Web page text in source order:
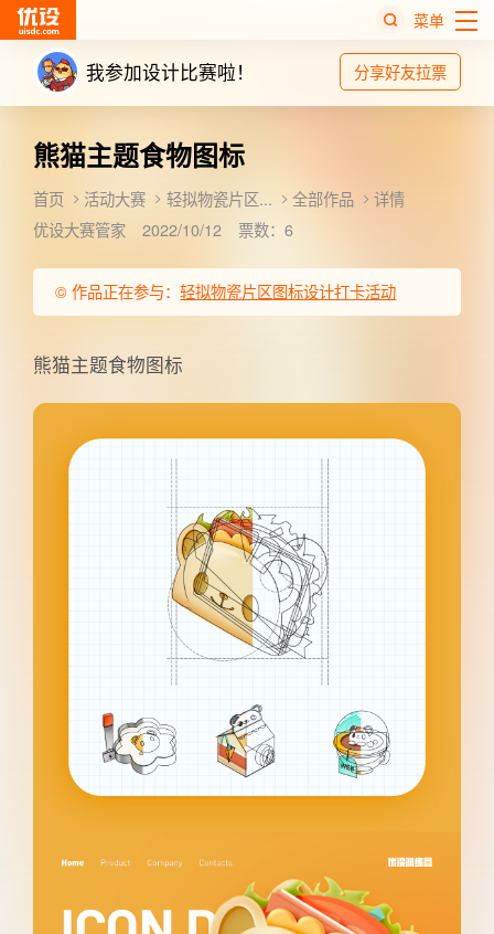
菜单
熊猫主题食物图标
首页 活动大赛 轻拟物瓷片区... 全部作品
详情
优设大赛管家
2022/10/12 票数：6
© 作品正在参与：轻拟物瓷片区图标设计打卡活动
熊猫主题食物图标
我参加设计比赛啦！ 分享好友拉票
搜